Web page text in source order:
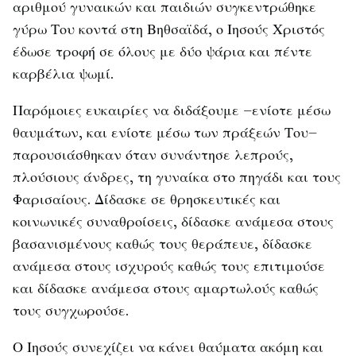
αριθμού γυναικών και παιδιών συγκεντρώθηκε
γύρω Του κοντά στη Βηθσαϊδά, ο Ιησούς Χριστός
έδωσε τροφή σε όλους με δύο ψάρια και πέντε
καρβέλια ψωμί.
Παρόμοιες ευκαιρίες να διδάξουμε –ενίοτε μέσω
θαυμάτων, και ενίοτε μέσω των πράξεών Του–
παρουσιάσθηκαν όταν συνάντησε λεπρούς,
πλούσιους άνδρες, τη γυναίκα στο πηγάδι και τους
Φαρισαίους. Δίδασκε σε θρησκευτικές και
κοινωνικές συναθροίσεις, δίδασκε ανάμεσα στους
βασανισμένους καθώς τους θεράπευε, δίδασκε
ανάμεσα στους ισχυρούς καθώς τους επιτιμούσε
και δίδασκε ανάμεσα στους αμαρτωλούς καθώς
τους συγχωρούσε.
Ο Ιησούς συνεχίζει να κάνει θαύματα ακόμη και